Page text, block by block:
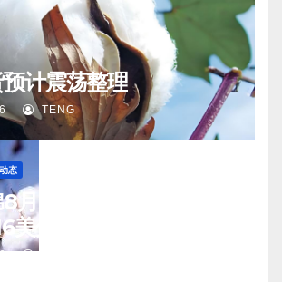
计震荡整理
TENG
态
月6日(周四)收涨12月合
美分/磅
TENG